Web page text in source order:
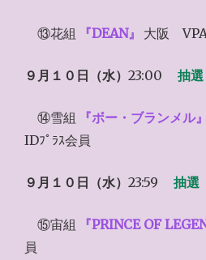
⑬花組 『DEAN』 大阪
９月１０日（水） 23:00 抽選
⑭雪組 『ボー・ブランメル』
IDﾌﾟﾗｽ会員
９月１０日（水） 23:59 抽選
⑮宙組 『PRINCE OF
員